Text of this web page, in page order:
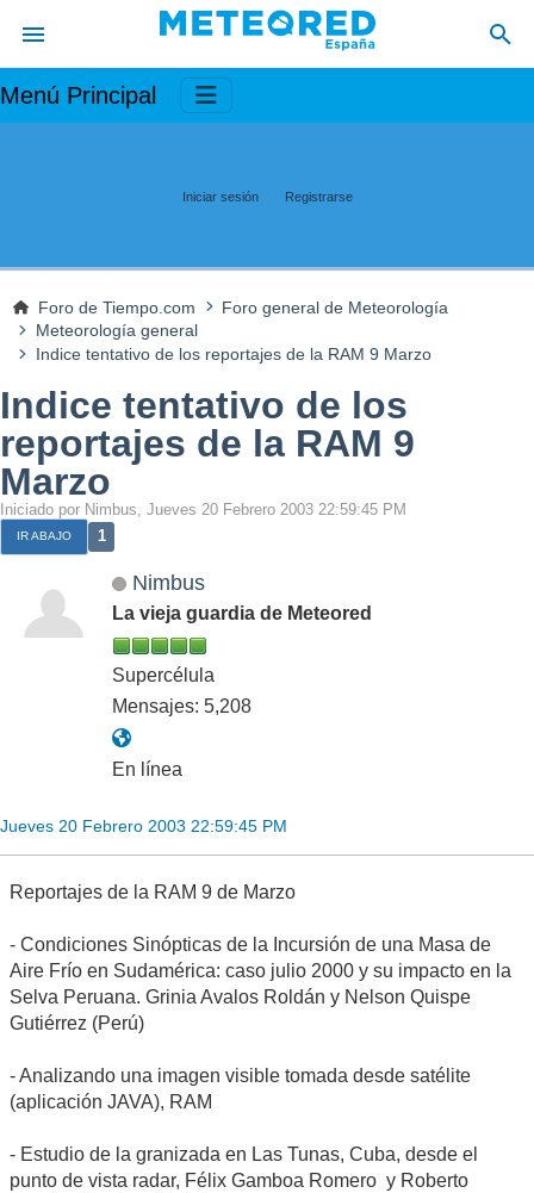
Menú Principal
Iniciar sesión Registrarse
Foro de Tiempo.com
Foro general de Meteorología
Meteorología general
Indice tentativo de los reportajes de la RAM 9 Marzo
Indice tentativo de los
reportajes de la RAM 9
Marzo
Iniciado por Nimbus, Jueves 20 Febrero 2003 22:59:45 PM
IR ABAJO 1
Nimbus
La vieja guardia de Meteored
Supercélula
Mensajes: 5,208
En línea
Jueves 20 Febrero 2003 22:59:45 PM
Reportajes de la RAM 9 de Marzo
- Condiciones Sinópticas de la Incursión de una Masa de
Aire Frío en Sudamérica: caso julio 2000 y su impacto en la
Selva Peruana. Grinia Avalos Roldán y Nelson Quispe
Gutiérrez (Perú)
- Analizando una imagen visible tomada desde satélite
(aplicación JAVA), RAM
- Estudio de la granizada en Las Tunas, Cuba, desde el
punto de vista radar, Félix Gamboa Romero y Roberto